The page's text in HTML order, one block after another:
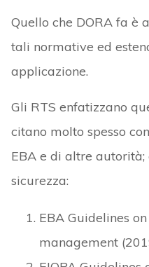
Quello che DORA fa è
tali normative ed
applicazione.
Gli RTS enfatizzano
citano molto spesso
EBA e di altre
sicurezza:
EBA Guidelines
management